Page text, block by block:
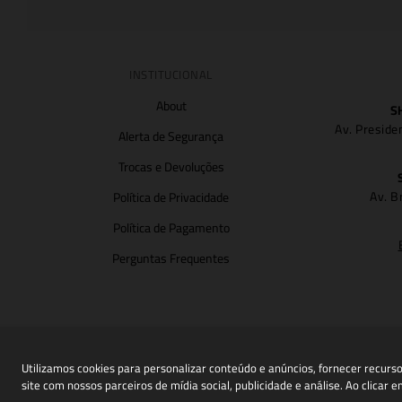
Utilizamos cookies para personalizar conteúdo e anúncios, fornecer
site com nossos parceiros de mídia social, publicidade e análise. Ao clicar
About
Alerta de Segurança
Trocas e Devoluções
Política de Privacidade
Política de Pagamento
Perguntas Frequentes
Av.
Av.